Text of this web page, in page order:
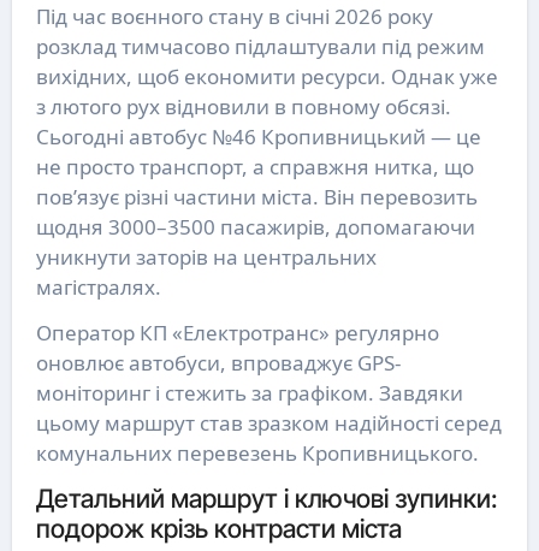
Під час воєнного стану в січні 2026 року
розклад тимчасово підлаштували під режим
вихідних, щоб економити ресурси. Однак уже
з лютого рух відновили в повному обсязі.
Сьогодні автобус №46 Кропивницький — це
не просто транспорт, а справжня нитка, що
пов’язує різні частини міста. Він перевозить
щодня 3000–3500 пасажирів, допомагаючи
уникнути заторів на центральних
магістралях.
Оператор КП «Електротранс» регулярно
оновлює автобуси, впроваджує GPS-
моніторинг і стежить за графіком. Завдяки
цьому маршрут став зразком надійності серед
комунальних перевезень Кропивницького.
Детальний маршрут і ключові зупинки:
подорож крізь контрасти міста